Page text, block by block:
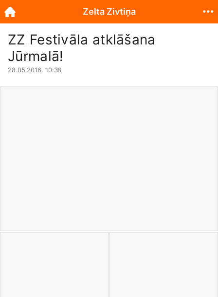
ZZ Festivāla atklāšana
Jūrmalā!
28.05.2016. 10:38
Zelta Zivtiņa